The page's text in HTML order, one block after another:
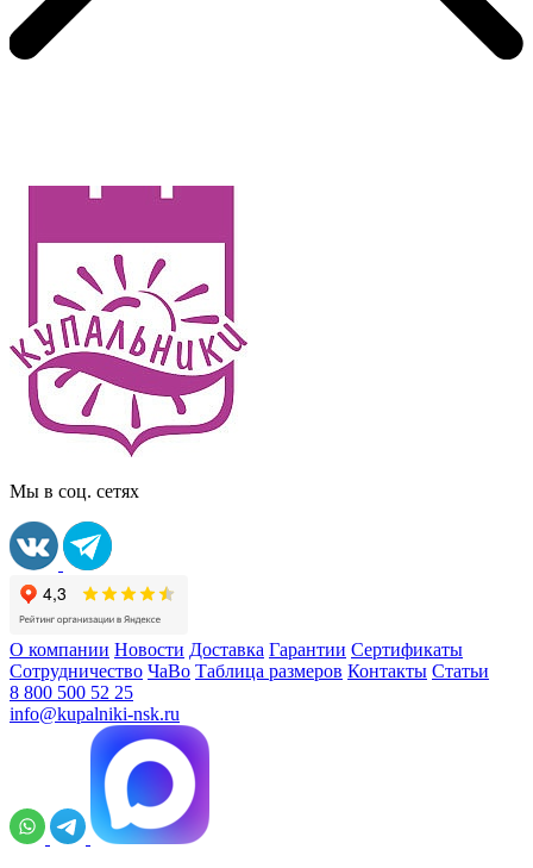
Мы в соц. сетях
О компании Новости Доставка Гарантии Сертификаты
Сотрудничество ЧаВо Таблица размеров Контакты Статьи
8 800 500 52 25
info@kupalniki-nsk.ru